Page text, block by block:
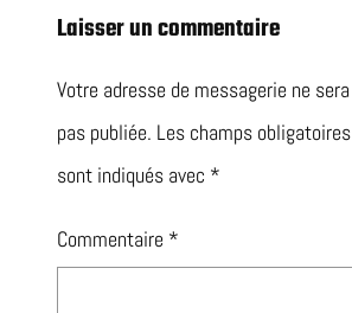
Laisser un commentaire
Votre adresse de messagerie ne sera
pas publiée. Les champs obligatoires
sont indiqués avec *
Commentaire *